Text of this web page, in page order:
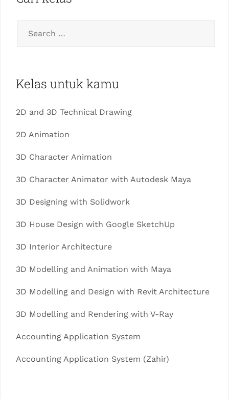
Kelas untuk kamu
2D and 3D Technical Drawing
2D Animation
3D Character Animation
3D Character Animator with Autodesk Maya
3D Designing with Solidwork
3D House Design with Google SketchUp
3D Interior Architecture
3D Modelling and Animation with Maya
3D Modelling and Design with Revit Architecture
3D Modelling and Rendering with V-Ray
Accounting Application System
Accounting Application System (Zahir)